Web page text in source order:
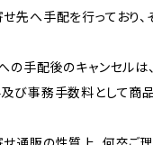
先へ手配を行っており
の手配後のキャンセルは、
び事務手数料として商